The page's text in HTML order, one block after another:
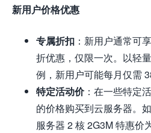
新用户价格优惠
专属折扣 ：新用户通常可
折优惠，仅限一次。以轻
例，新用户可能每月仅需
特定活动价：在一些特定
的价格购买到云服务器。
服务器 2 核 2G3M 特惠价